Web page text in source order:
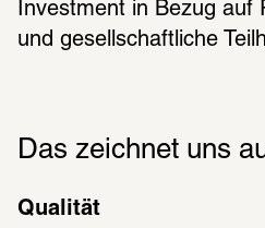
Investment in Bezug auf
und gesellschaftliche
Das zeichnet uns
Qualität